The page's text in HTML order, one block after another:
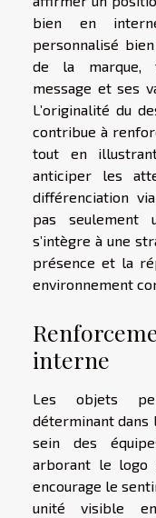
bien en
personnalisé
de la marque,
message et ses
L’originalité du
contribue à
tout en
anticiper les
différenciation
pas seulement
s’intègre à une
présence et la
environnement
interne
Les objets
déterminant dans
sein des
arborant le logo
encourage le
unité visible